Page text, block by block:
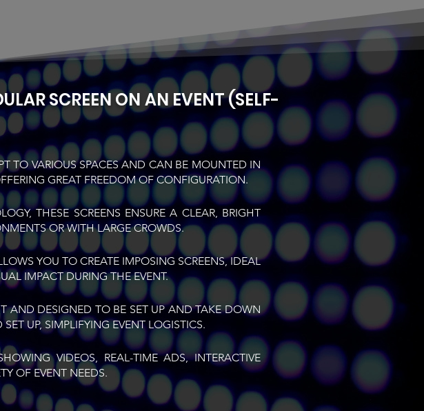
SCREEN ON AN EVENT (SELF-
TO VARIOUS SPACES AND CAN BE MOUNTED IN
GREAT FREEDOM OF CONFIGURATION.
THESE SCREENS ENSURE A CLEAR, BRIGHT
OR WITH LARGE CROWDS.
YOU TO CREATE IMPOSING SCREENS, IDEAL
IMPACT DURING THE EVENT.
AND DESIGNED TO BE SET UP AND TAKE DOWN
UP, SIMPLIFYING EVENT LOGISTICS.
VIDEOS, REAL-TIME ADS, INTERACTIVE
OF EVENT NEEDS.